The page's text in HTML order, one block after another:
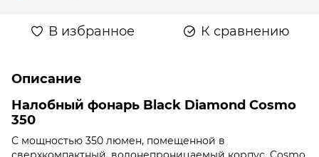
В избранное К сравнению
Описание
Налобный фонарь Black Diamond Cosmo
350
С мощностью 350 люмен, помещенной в